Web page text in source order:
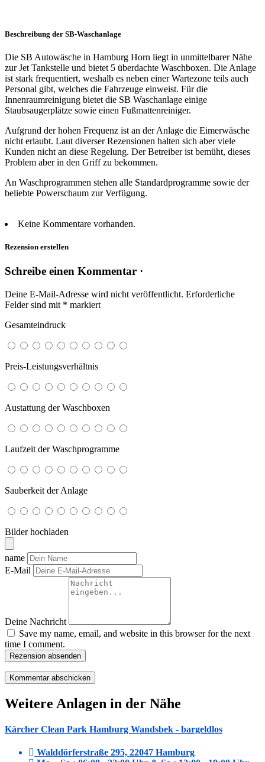
Beschreibung der SB-Waschanlage
Die SB Autowäsche in Hamburg Horn liegt in unmittelbarer Nähe
zur Jet Tankstelle und bietet 5 überdachte Waschboxen. Die Anlage
ist stark frequentiert, weshalb es neben einer Wartezone teils auch
Personal gibt, welches die Fahrzeuge einweist. Für die
Innenraumreinigung bietet die SB Waschanlage einige
Staubsaugerplätze sowie einen Fußmattenreiniger.
Aufgrund der hohen Frequenz ist an der Anlage die Eimerwäsche
nicht erlaubt. Laut diverser Rezensionen halten sich aber viele
Kunden nicht an diese Regelung. Der Betreiber ist bemüht, dieses
Problem aber in den Griff zu bekommen.
An Waschprogrammen stehen alle Standardprogramme sowie der
beliebte Powerschaum zur Verfügung.
Keine Kommentare vorhanden.
Rezension erstellen
Schreibe einen Kommentar ·
Deine E-Mail-Adresse wird nicht veröffentlicht. Erforderliche
Felder sind mit * markiert
Gesamteindruck
Preis-Leistungsverhältnis
Austattung der Waschboxen
Laufzeit der Waschprogramme
Sauberkeit der Anlage
Bilder hochladen
name
E-Mail
Deine Nachricht
Save my name, email, and website in this browser for the next
time I comment.
Rezension absenden
Weitere Anlagen in der Nähe
Kärcher Clean Park Hamburg Wandsbek - bargeldlos
Walddörferstraße 295, 22047 Hamburg